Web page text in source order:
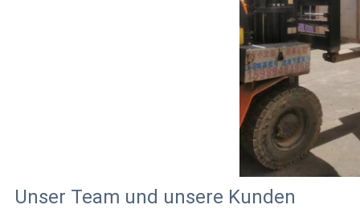
Unser Team und unsere Kunden